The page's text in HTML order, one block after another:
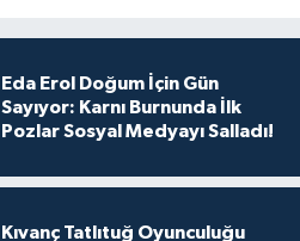
Eda Erol Doğum İçin Gün
Sayıyor: Karnı Burnunda İlk
Pozlar Sosyal Medyayı Salladı!
Kıvanç Tatlıtuğ Oyunculuğu